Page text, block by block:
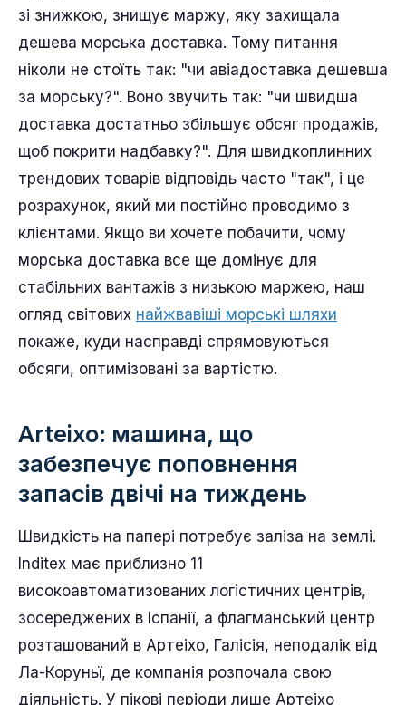
зі знижкою, знищує маржу, яку захищала
дешева морська доставка. Тому питання
ніколи не стоїть так: "чи авіадоставка дешевша
за морську?". Воно звучить так: "чи швидша
доставка достатньо збільшує обсяг продажів,
щоб покрити надбавку?". Для швидкоплинних
трендових товарів відповідь часто "так", і це
розрахунок, який ми постійно проводимо з
клієнтами. Якщо ви хочете побачити, чому
морська доставка все ще домінує для
стабільних вантажів з низькою маржею, наш
огляд світових найжвавіші морські шляхи
покаже, куди насправді спрямовуються
обсяги, оптимізовані за вартістю.
Arteixo: машина, що
забезпечує поповнення
запасів двічі на тиждень
Швидкість на папері потребує заліза на землі.
Inditex має приблизно 11
високоавтоматизованих логістичних центрів,
зосереджених в Іспанії, а флагманський центр
розташований в Артеіхо, Галісія, неподалік від
Ла-Коруньї, де компанія розпочала свою
діяльність. У пікові періоди лише Артеіхо